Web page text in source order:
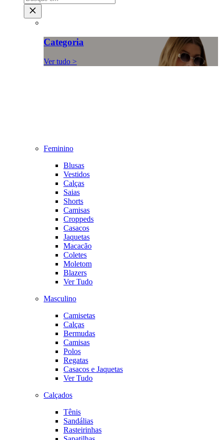
Categoria
Ver tudo >
Feminino
Blusas
Vestidos
Calças
Saias
Shorts
Camisas
Croppeds
Casacos
Jaquetas
Macacão
Coletes
Moletom
Blazers
Ver Tudo
Masculino
Camisetas
Calças
Bermudas
Camisas
Polos
Regatas
Casacos e Jaquetas
Ver Tudo
Calçados
Tênis
Sandálias
Rasteirinhas